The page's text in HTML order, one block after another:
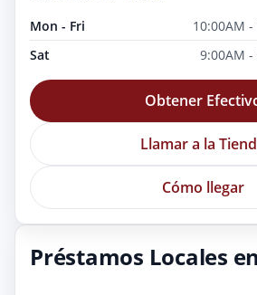
Mon - Fri
10:00AM -
Sat
9:00AM -
Obtener
Llamar a la
Cómo llegar
Préstamos Locales